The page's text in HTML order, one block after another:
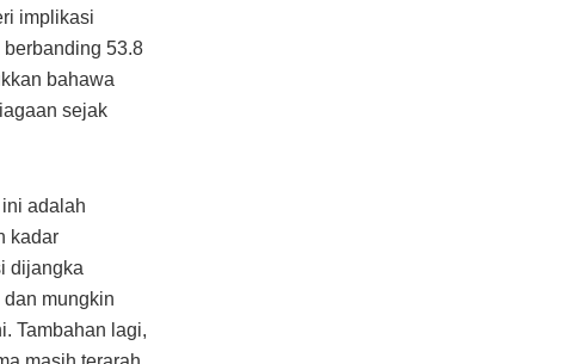
implikasi
53.8
bahawa
sejak
adalah
kadar
dijangka
mungkin
Tambahan lagi,